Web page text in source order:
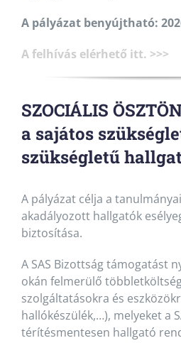
A pályázat benyújtható:
A felhívás elérhető itt. >>>
SZOCIÁLIS
a sajátos
szükségletű
A pályázat célja a
akadályozott hallgatók
biztosítása.
A SAS Bizottság támogatást
okán felmerülő
szolgáltatásokra és
hallókészülék,…), melyeket a
térítésmentesen hallgató